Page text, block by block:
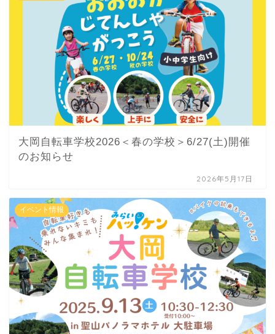
大岡自転車学校2026＜春の学校＞6/27(土)開催
のお知らせ
2026年5月17日
イベント情報